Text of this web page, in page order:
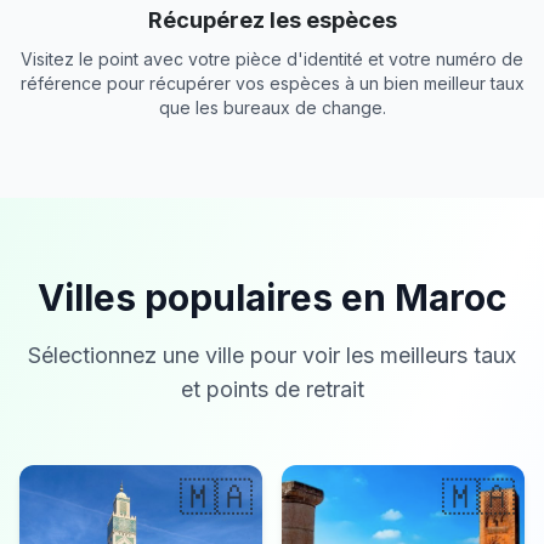
Récupérez les espèces
Visitez le point avec votre pièce d'identité et votre numéro de
référence pour récupérer vos espèces à un bien meilleur taux
que les bureaux de change.
Villes populaires en Maroc
Sélectionnez une ville pour voir les meilleurs taux
et points de retrait
🇲🇦 🇲🇦